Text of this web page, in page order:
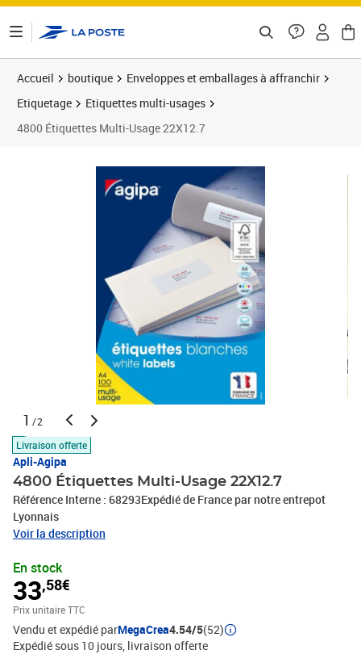
Accueil boutique
Enveloppes et emballages à affranchir
Etiquetage
Etiquettes multi-usages
4800 Étiquettes Multi-Usage 22X12.7
1 /2
Livraison offerte
Apli-Agipa
4800 Étiquettes Multi-Usage 22X12.7
Référence Interne : 68293Expédié de France par notre entrepot
Lyonnais
Voir la description
En stock
33,58€
Prix unitaire TTC
Vendu et expédié parMegaCrea4.54/5(52)
Expédié sous 10 jours livraison offerte